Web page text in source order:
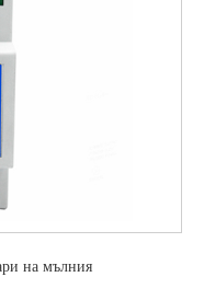
на мълния